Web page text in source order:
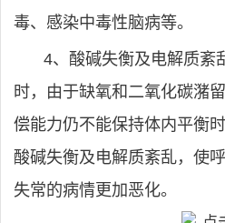
毒、感染中毒性脑病等。
4、酸碱失衡及电解质紊
时，由于缺氧和二氧化碳潴
偿能力仍不能保持体内平衡
酸碱失衡及电解质紊乱，使
失常的病情更加恶化。